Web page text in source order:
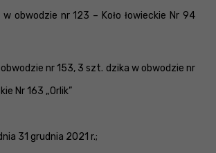
obwodzie nr 123 – Koło łowieckie Nr 94
nr 153, 3 szt. dzika w obwodzie nr
Nr 163 „Orlik”
31 grudnia 2021 r.;